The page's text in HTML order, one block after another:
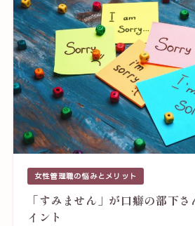
女性管理職の悩みとメリット
「すみません」が口癖の部下
イント